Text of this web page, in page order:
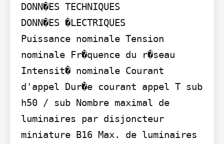
DONN�ES TECHNIQUES
DONN�ES �LECTRIQUES
Puissance nominale Tension
nominale Fr�quence du r�seau
Intensit� nominale Courant
d'appel Dur�e courant appel T sub
h50 / sub Nombre maximal de
luminaires par disjoncteur
miniature B16 Max. de luminaires